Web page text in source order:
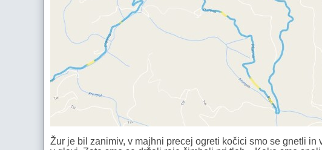
Žur je bil zanimiv, v majhni precej ogreti kočici smo se gnetli